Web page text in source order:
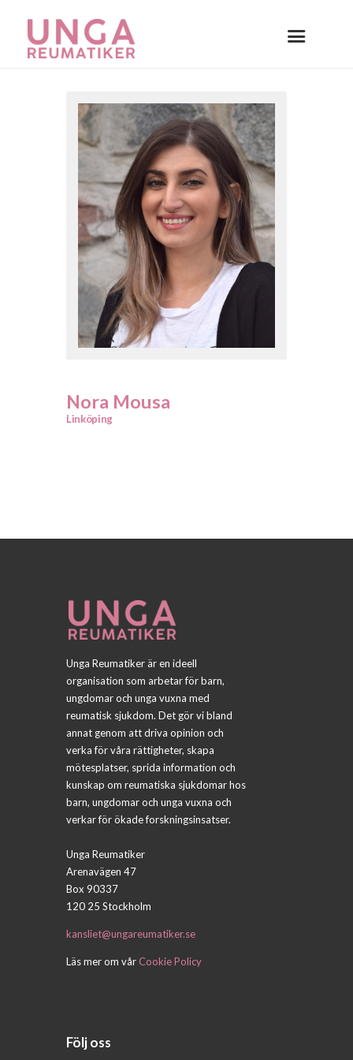
Nora Mousa
Linköping
Unga Reumatiker är en ideell
organisation som arbetar för barn,
ungdomar och unga vuxna med
reumatisk sjukdom. Det gör vi bland
annat genom att driva opinion och
verka för våra rättigheter, skapa
mötesplatser, sprida information och
kunskap om reumatiska sjukdomar hos
barn, ungdomar och unga vuxna och
verkar för ökade forskningsinsatser.
Unga Reumatiker
Arenavägen 47
Box 90337
120 25 Stockholm
kansliet@ungareumatiker.se
Läs mer om vårCookie Policy
Följ oss